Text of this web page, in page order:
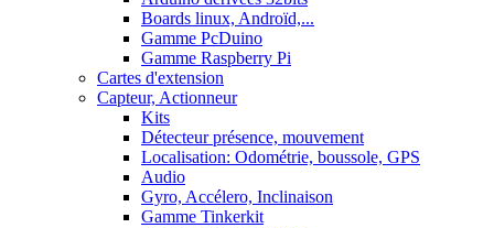
Boards linux, Androïd,...
Gamme PcDuino
Gamme Raspberry Pi
Cartes d'extension
Capteur, Actionneur
Kits
Détecteur présence, mouvement
Localisation: Odométrie, boussole, GPS
Audio
Gyro, Accélero, Inclinaison
Gamme Tinkerkit